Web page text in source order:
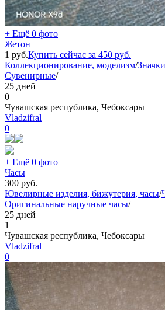
+ Ещё 0 фото
Жетон
1 руб.Купить сейчас за 450 руб.
Коллекционирование, моделизм/
Сувенирные/
25 дней
0
Чувашская республика, Чебоксары
Vladzifral
0
+ Ещё 0 фото
Часы
300 руб.
Ювелирные изделия, бижутерия, часы/
Оригинальные наручные часы/
25 дней
1
Чувашская республика, Чебоксары
Vladzifral
0